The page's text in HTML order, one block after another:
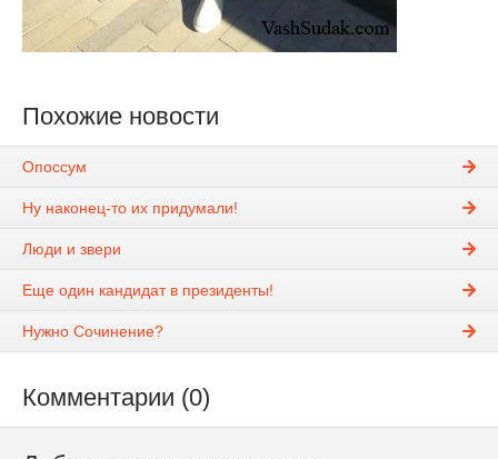
Похожие новости
Опоссум
Ну наконец-то их придумали!
Люди и звери
Еще один кандидат в президенты!
Нужно Сочинение?
Комментарии (0)